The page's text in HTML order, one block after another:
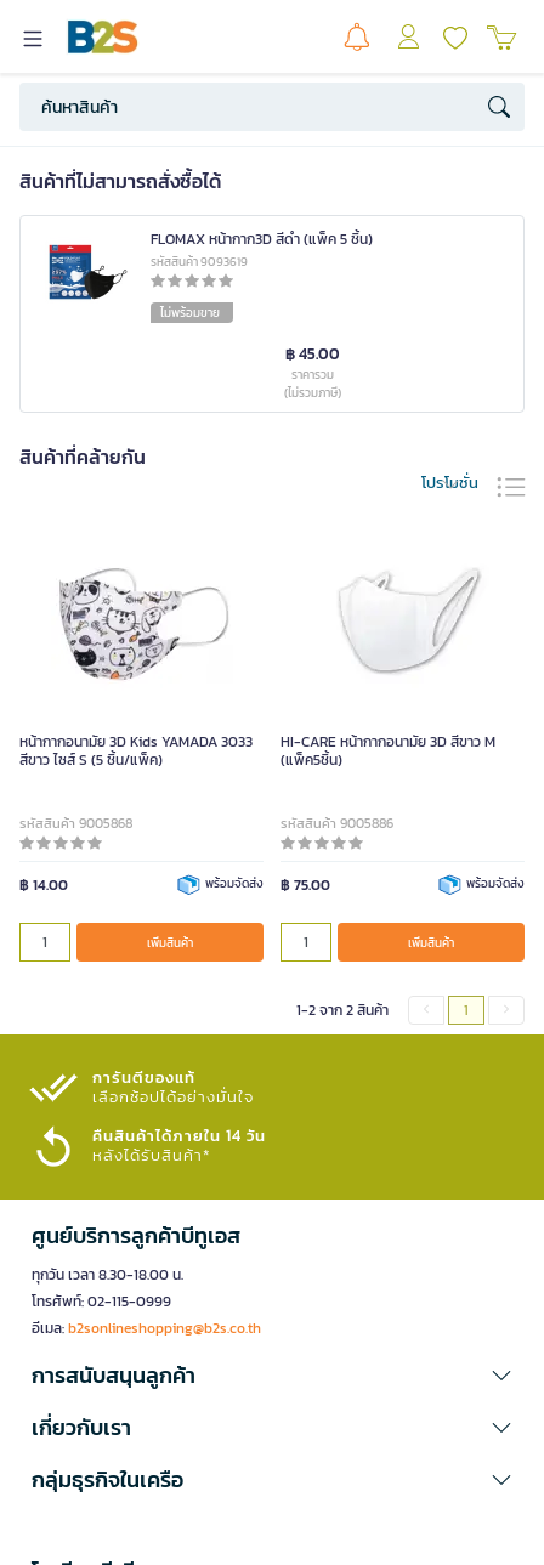
สินค้าที่ไม่สามารถสั่งซื้อได้
FLOMAX หน้ากาก3D สีดำ (แพ็ค 5 ชิ้น)
รหัสสินค้า 9093619
ไม่พร้อมขาย
฿ 45.00
ราคารวม
(ไม่รวมภาษี)
สินค้าที่คล้ายกัน
โปรโมชั่น
หน้ากากอนามัย 3D Kids YAMADA 3033
สีขาว ไซส์ S (5 ชิ้น/แพ็ค)
รหัสสินค้า 9005868
฿ 14.00 พร้อมจัดส่ง
เพิ่มสินค้า
HI-CARE หน้ากากอนามัย 3D สีขาว M
(แพ็ค5ชิ้น)
รหัสสินค้า 9005886
฿ 75.00 พร้อมจัดส่ง
เพิ่มสินค้า
1-2 จาก 2 สินค้า 1
การันตีของแท้
เลือกช้อปได้อย่างมั่นใจ​
คืนสินค้าได้ภายใน 14 วัน
หลังได้รับสินค้า*
ศูนย์บริการลูกค้าบีทูเอส
ทุกวัน เวลา 8.30-18.00 น.
โทรศัพท์: 02-115-0999
อีเมล:b2sonlineshopping@b2s.co.th
การสนับสนุนลูกค้า
เกี่ยวกับเรา
กลุ่มธุรกิจในเครือ